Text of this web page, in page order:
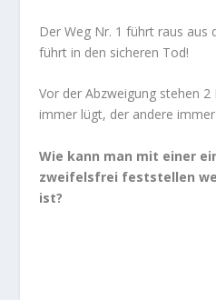
Der Weg Nr. 1 führt raus aus
führt in den sicheren Tod!
Vor der Abzweigung stehen
immer lügt, der andere
Wie kann man mit einer
zweifelsfrei feststellen
ist?